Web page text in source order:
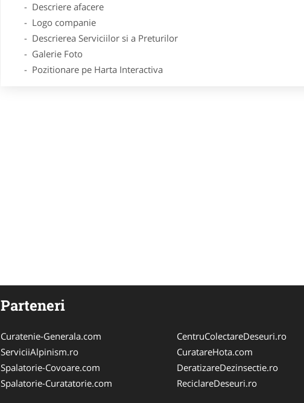
- Descriere afacere
- Logo companie
- Descrierea Serviciilor si a Preturilor
- Galerie Foto
- Pozitionare pe Harta Interactiva
Parteneri
Curatenie-Generala.com
ServiciiAlpinism.ro
Spalatorie-Covoare.com
Spalatorie-Curatatorie.com
CentruColectareDeseuri.ro
CuratareHota.com
DeratizareDezinsectie.ro
ReciclareDeseuri.ro